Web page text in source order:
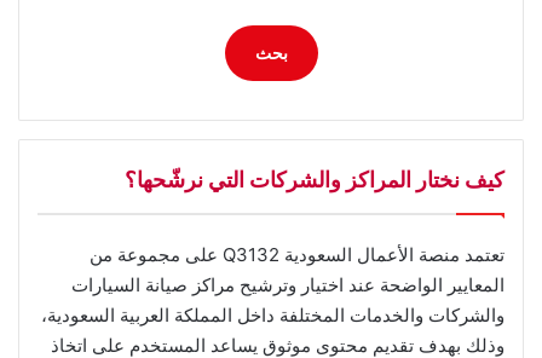
بحث
كيف نختار المراكز والشركات التي نرشّحها؟
تعتمد منصة الأعمال السعودية Q3132 على مجموعة من
المعايير الواضحة عند اختيار وترشيح مراكز صيانة السيارات
والشركات والخدمات المختلفة داخل المملكة العربية السعودية،
وذلك بهدف تقديم محتوى موثوق يساعد المستخدم على اتخاذ